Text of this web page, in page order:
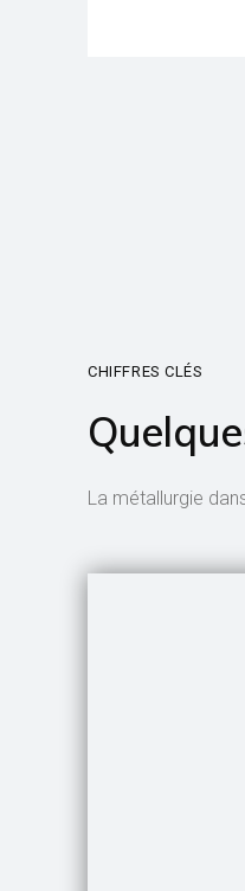
CHIFFRES CLÉS
La métallurgie